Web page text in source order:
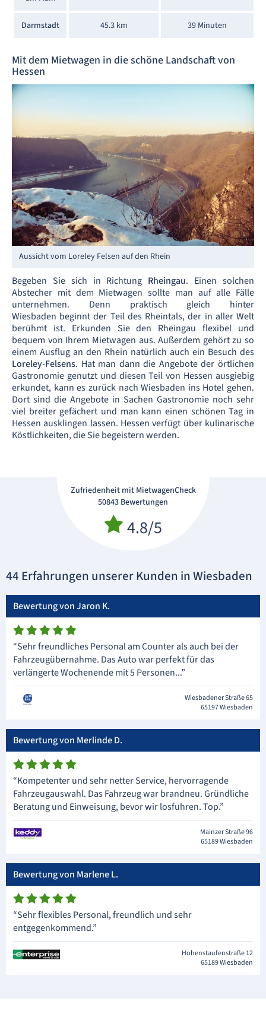
Darmstadt 45.3 km 39 Minuten
Mit dem Mietwagen in die schöne Landschaft von
Hessen
Aussicht vom Loreley Felsen auf den Rhein
Begeben Sie sich in Richtung Rheingau. Einen solchen
Abstecher mit dem Mietwagen sollte man auf alle Fälle
unternehmen. Denn praktisch gleich hinter
Wiesbaden beginnt der Teil des Rheintals, der in aller Welt
berühmt ist. Erkunden Sie den Rheingau flexibel und
bequem von Ihrem Mietwagen aus. Außerdem gehört zu so
einem Ausflug an den Rhein natürlich auch ein Besuch des
Loreley-Felsens. Hat man dann die Angebote der örtlichen
Gastronomie genutzt und diesen Teil von Hessen ausgiebig
erkundet, kann es zurück nach Wiesbaden ins Hotel gehen.
Dort sind die Angebote in Sachen Gastronomie noch sehr
viel breiter gefächert und man kann einen schönen Tag in
Hessen ausklingen lassen. Hessen verfügt über kulinarische
Köstlichkeiten, die Sie begeistern werden.
Zufriedenheit mit MietwagenCheck
50843 Bewertungen
4.8/5
44 Erfahrungen unserer Kunden in Wiesbaden
Bewertung von Jaron K.
“Sehr freundliches Personal am Counter als auch bei der
Fahrzeugübernahme. Das Auto war perfekt für das
verlängerte Wochenende mit 5 Personen...”
Wiesbadener Straße 65
65197 Wiesbaden
Bewertung von Merlinde D.
“Kompetenter und sehr netter Service, hervorragende
Fahrzeugauswahl. Das Fahrzeug war brandneu. Gründliche
Beratung und Einweisung, bevor wir losfuhren. Top.”
Mainzer Straße 96
65189 Wiesbaden
Bewertung von Marlene L.
“Sehr flexibles Personal, freundlich und sehr
entgegenkommend.”
Hohenstaufenstraße 12
65189 Wiesbaden